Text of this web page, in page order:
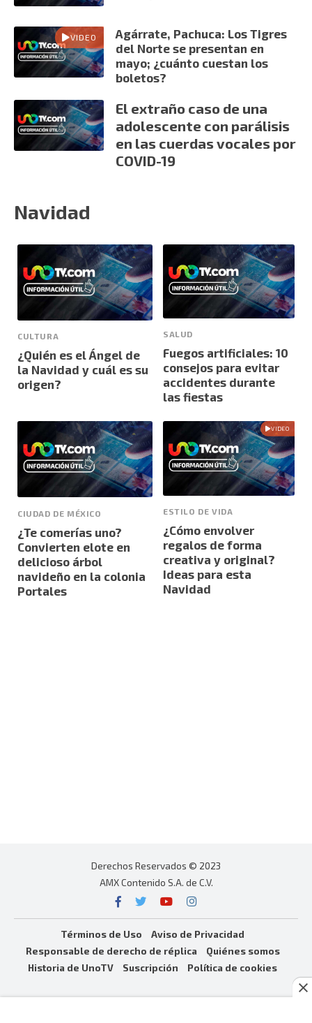
VIDEO
Agárrate, Pachuca: Los Tigres
del Norte se presentan en
mayo; ¿cuánto cuestan los
boletos?
El extraño caso de una
adolescente con parálisis
en las cuerdas vocales por
COVID-19
Navidad
CULTURA
¿Quién es el Ángel de
la Navidad y cuál es su
origen?
SALUD
Fuegos artificiales: 10
consejos para evitar
accidentes durante
las fiestas
CIUDAD DE MÉXICO
¿Te comerías uno?
Convierten elote en
delicioso árbol
navideño en la colonia
Portales
VIDEO
ESTILO DE VIDA
¿Cómo envolver
regalos de forma
creativa y original?
Ideas para esta
Navidad
Derechos Reservados © 2023
AMX Contenido S.A. de C.V.
Términos de Uso
Aviso de Privacidad
Responsable de derecho de réplica
Quiénes somos
Historia de UnoTV
Suscripción Política de cookies